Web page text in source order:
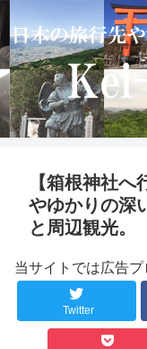
【箱根神社
やゆかりの深
と周辺観光。
当サイトでは広告プ
Twitter